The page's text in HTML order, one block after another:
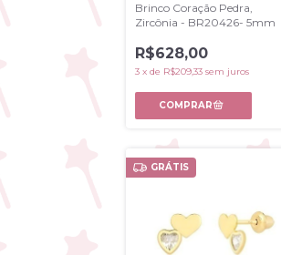
Brinco Coração Pedra,
Zircônia - BR20426- 5mm
R$628,00
3 x de R$209,33 sem juros
GRÁTIS